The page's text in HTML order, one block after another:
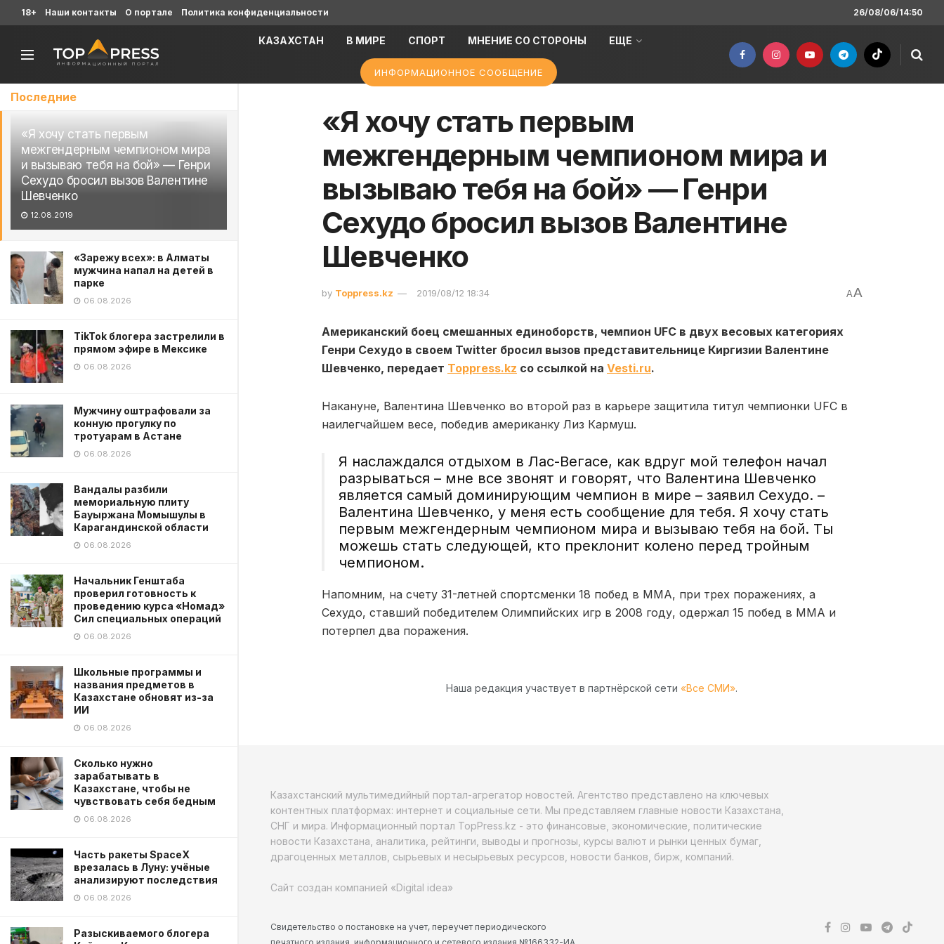
Последние
«Я хочу стать первым
межгендерным чемпионом мира
и вызываю тебя на бой» — Генри
Сехудо бросил вызов Валентине
Шевченко
12.08.2019
«Зарежу всех»: в Алматы
мужчина напал на детей в
парке
06.08.2026
TikTok блогера застрелили в
прямом эфире в Мексике
06.08.2026
Мужчину оштрафовали за
конную прогулку по
тротуарам в Астане
06.08.2026
Вандалы разбили
мемориальную плиту
Бауыржана Момышулы в
Карагандинской области
06.08.2026
Начальник Генштаба
проверил готовность к
проведению курса «Номад»
Сил специальных операций
06.08.2026
Школьные программы и
названия предметов в
Казахстане обновят из-за
ИИ
06.08.2026
Сколько нужно
зарабатывать в
Казахстане, чтобы не
чувствовать себя бедным
06.08.2026
Часть ракеты SpaceX
врезалась в Луну: учёные
анализируют последствия
06.08.2026
Разыскиваемого блогера
18+ Наши контакты О портале Политика конфиденциальности 26/08/06/14:50
КАЗАХСТАН В МИРЕ СПОРТ МНЕНИЕ СО СТОРОНЫ ЕЩЕ
ИНФОРМАЦИОННОЕ СООБЩЕНИЕ
«Я хочу стать первым
межгендерным чемпионом мира и
вызываю тебя на бой» — Генри
Сехудо бросил вызов Валентине
Шевченко
by Toppress.kz 2019/08/12 18:34 AA
Американский боец смешанных единоборств, чемпион UFC в двух весовых категориях
Генри Сехудо в своем Twitter бросил вызов представительнице Киргизии Валентине
Шевченко, передает Toppress.kz со ссылкой на Vesti.ru.
Накануне, Валентина Шевченко во второй раз в карьере защитила титул чемпионки UFC в
наилегчайшем весе, победив американку Лиз Кармуш.
Я наслаждался отдыхом в Лас-Вегасе, как вдруг мой телефон начал
разрываться – мне все звонят и говорят, что Валентина Шевченко
является самый доминирующим чемпион в мире – заявил Сехудо. –
Валентина Шевченко, у меня есть сообщение для тебя. Я хочу стать
первым межгендерным чемпионом мира и вызываю тебя на бой. Ты
можешь стать следующей, кто преклонит колено перед тройным
чемпионом.
Напомним, на счету 31-летней спортсменки 18 побед в ММА, при трех поражениях, а
Сехудо, ставший победителем Олимпийских игр в 2008 году, одержал 15 побед в ММА и
потерпел два поражения.
Наша редакция участвует в партнёрской сети «Все СМИ».
Казахстанский мультимедийный портал-агрегатор новостей. Агентство представлено на ключевых
контентных платформах: интернет и социальные сети. Мы представляем главные новости Казахстана,
СНГ и мира. Информационный портал TopPress.kz - это финансовые, экономические, политические
новости Казахстана, аналитика, рейтинги, выводы и прогнозы, курсы валют и рынки ценных бумаг,
драгоценных металлов, сырьевых и несырьевых ресурсов, новости банков, бирж, компаний.
Сайт создан компанией «Digital idea»
Свидетельство о постановке на учет, переучет периодического